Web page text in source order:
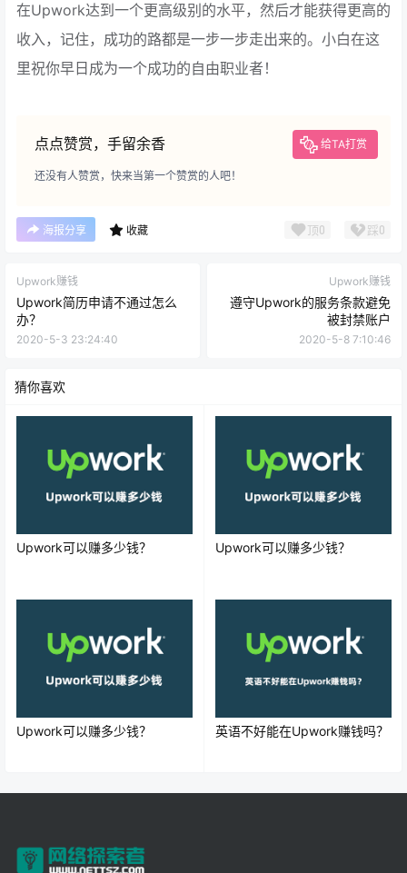
在Upwork达到一个更高级别的水平，然后才能获得更高的
收入，记住，成功的路都是一步一步走出来的。小白在这
里祝你早日成为一个成功的自由职业者！
点点赞赏，手留余香 给TA打赏
还没有人赞赏，快来当第一个赞赏的人吧！
海报分享 收藏 顶0 踩0
Upwork赚钱
Upwork简历申请不通过怎么
办？
2020-5-3 23:24:40
Upwork赚钱
遵守Upwork的服务条款避免
被封禁账户
2020-5-8 7:10:46
猜你喜欢
Upwork可以赚多少钱？ Upwork可以赚多少钱？
Upwork可以赚多少钱？ 英语不好能在Upwork赚钱吗？